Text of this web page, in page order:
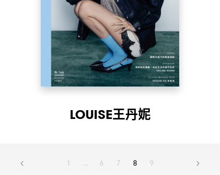
LOUISE王丹妮
1 … 6 7 8 9